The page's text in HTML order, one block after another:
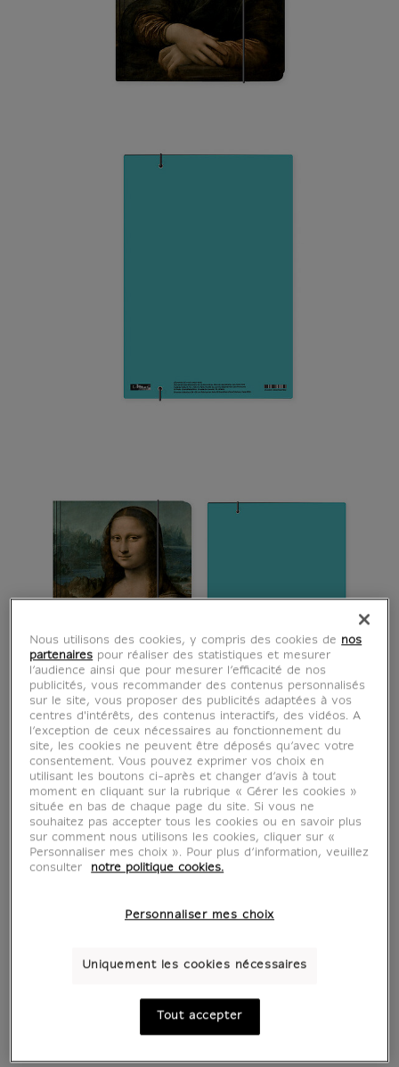
Nous utilisons des cookies, y compris des cookies de nos
partenaires pour réaliser des statistiques et mesurer
l’audience ainsi que pour mesurer l’efficacité de nos
publicités, vous recommander des contenus personnalisés
sur le site, vous proposer des publicités adaptées à vos
centres d'intérêts, des contenus interactifs, des vidéos. A
l’exception de ceux nécessaires au fonctionnement du
site, les cookies ne peuvent être déposés qu’avec votre
consentement. Vous pouvez exprimer vos choix en
utilisant les boutons ci-après et changer d’avis à tout
moment en cliquant sur la rubrique « Gérer les cookies »
située en bas de chaque page du site. Si vous ne
souhaitez pas accepter tous les cookies ou en savoir plus
sur comment nous utilisons les cookies, cliquer sur «
Personnaliser mes choix ». Pour plus d’information, veuillez
consulter
notre politique cookies.
Personnaliser mes choix
Uniquement les cookies nécessaires
Tout accepter